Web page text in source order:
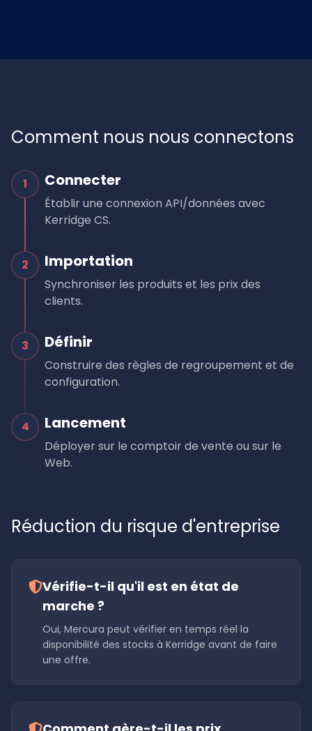
Comment nous nous connectons
1 Connecter
Établir une connexion API/données avec
Kerridge CS.
2 Importation
Synchroniser les produits et les prix des
clients.
3 Définir
Construire des règles de regroupement et de
configuration.
4 Lancement
Déployer sur le comptoir de vente ou sur le
Web.
Réduction du risque d'entreprise
Vérifie-t-il qu'il est en état de
marche ?
Oui, Mercura peut vérifier en temps réel la
disponibilité des stocks à Kerridge avant de faire
une offre.